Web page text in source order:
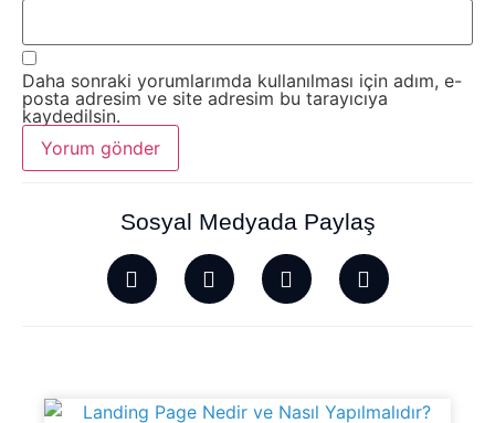
Daha sonraki yorumlarımda kullanılması için adım, e-
posta adresim ve site adresim bu tarayıcıya
kaydedilsin.
Sosyal Medyada Paylaş